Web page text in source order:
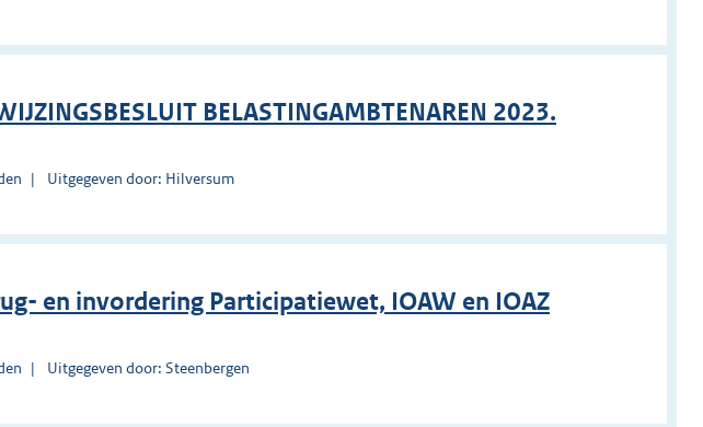
BELASTINGAMBTENAREN 2023.
Uitgegeven door: Hilversum
en invordering Participatiewet, IOAW en IOAZ
Uitgegeven door: Steenbergen